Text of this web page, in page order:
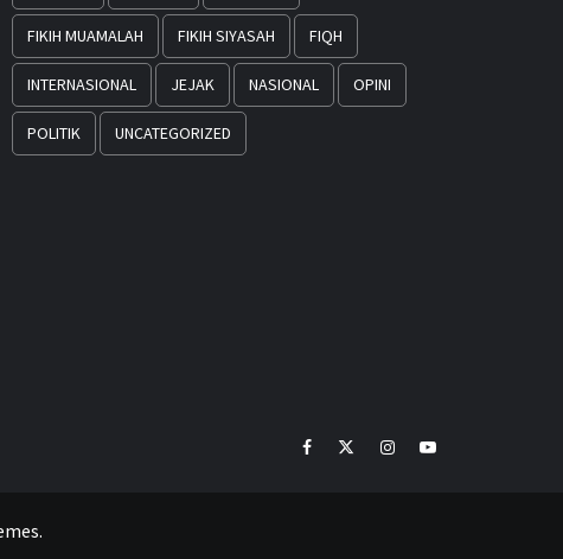
FIKIH MUAMALAH FIKIH SIYASAH FIQH
INTERNASIONAL JEJAK NASIONAL OPINI
POLITIK UNCATEGORIZED
FacebookTwitterInstagram
Youtube